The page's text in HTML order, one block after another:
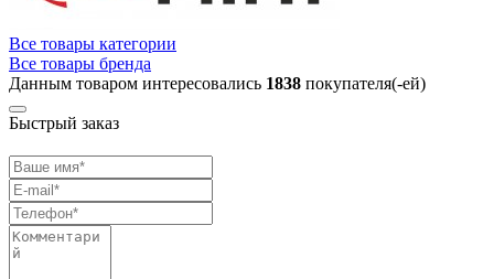
Все товары категории
Все товары бренда
Данным товаром интересовались 1838 покупателя(-ей)
Быстрый заказ